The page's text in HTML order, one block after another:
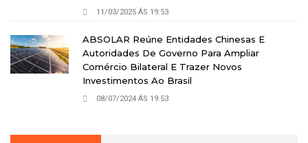
11/03/2025 ÁS 19:53
ABSOLAR Reúne Entidades Chinesas E
Autoridades De Governo Para Ampliar
Comércio Bilateral E Trazer Novos
Investimentos Ao Brasil
08/07/2024 ÁS 19:53